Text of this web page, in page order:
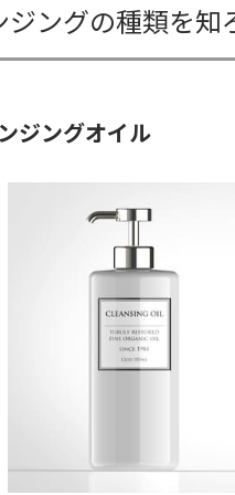
ジングの種類を知
ジングオイル